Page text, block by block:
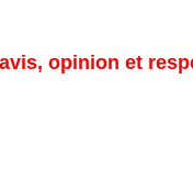
opinion et